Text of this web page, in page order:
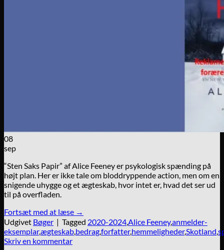
08
sep
“Sten Saks Papir” af Alice Feeney er psykologisk spænding på
højt plan. Her er ikke tale om bloddryppende action, men om en
snigende uhygge og et ægteskab, hvor intet er, hvad det ser ud
til på overfladen.
Fortsæt med at læse →
Udgivet Bøger | Tagged 2020-2024,Alice Feeney,anmelder-
eksemplar,ægteskab,bedrag,forfatter,hemmeligheder,Skotland,
Skriv en kommentar